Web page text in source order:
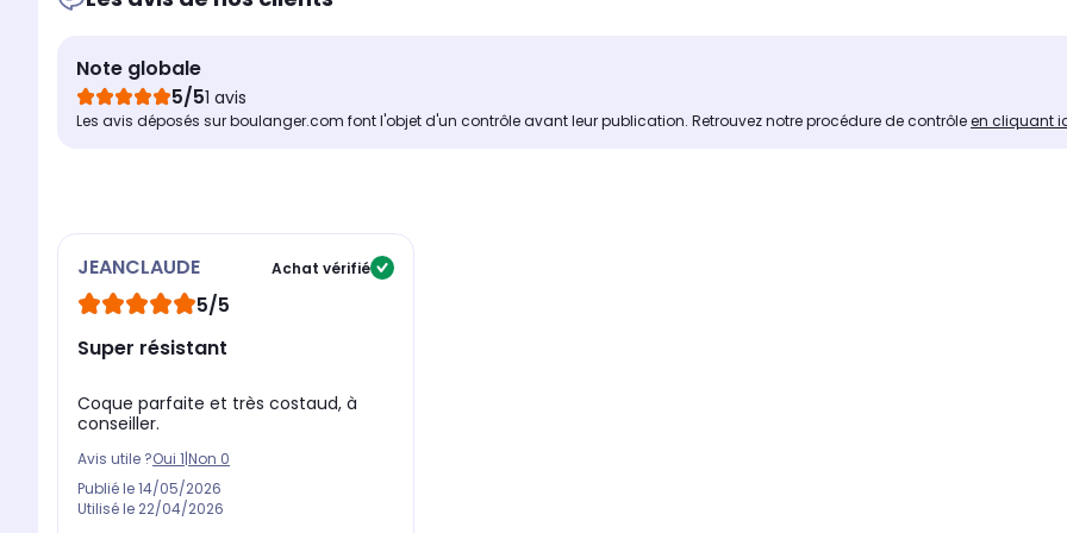
Note globale
5/51 avis
Les avis déposés sur boulanger.com font l'objet d'un contrôle avant leur publication. Retrouvez notre procédure de contrôleen cliquant
JEANCLAUDE Achat vérifié
5/5
Super résistant
Coque parfaite et très costaud, à
conseiller.
Avis utile ?Oui 1|Non 0
Publié le14/05/2026
Utilisé le 22/04/2026